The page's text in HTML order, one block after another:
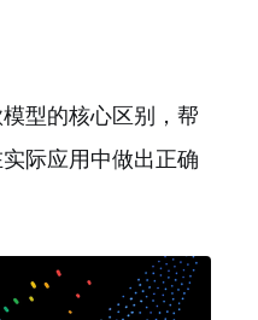
型的核心区别，帮
际应用中做出正确